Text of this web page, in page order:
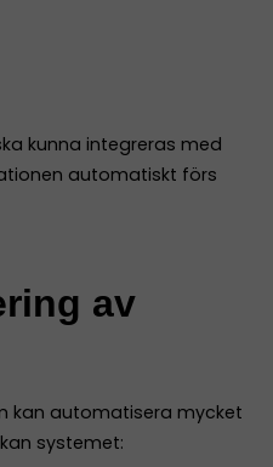
kunna integreras med
automatiskt förs
av
kan automatisera mycket
systemet: